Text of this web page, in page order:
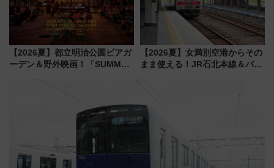
【2026夏】都立明治公園ビアガ
ーデン＆野外映画！「SUMMER
ケジュール 夜風とビール、映画
【2026夏】女満別空港からその
まま使える！JR石北本線＆バス